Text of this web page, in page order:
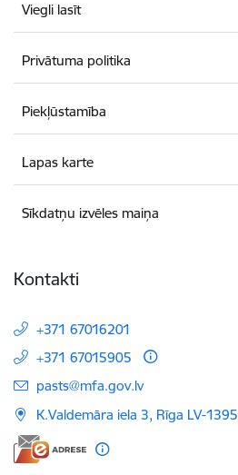
Viegli lasīt
Privātuma politika
Piekļūstamība
Lapas karte
Sīkdatņu izvēles maiņa
Kontakti
+371 67016201
+371 67015905
E-pasts:
pasts@mfa.gov.lv
K.Valdemāra iela 3, Rīga LV-1395